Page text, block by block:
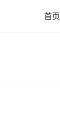
首页